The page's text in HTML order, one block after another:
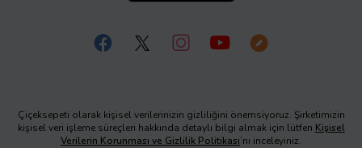
Çiçeksepeti olarak kişisel verilerinizin gizliliğini önemsiyoruz. Şirketimizin
kişisel veri işleme süreçleri hakkında detaylı bilgi almak için lütfen Kişisel
Verilerin Korunması ve Gizlilik Politikası’nı inceleyiniz.